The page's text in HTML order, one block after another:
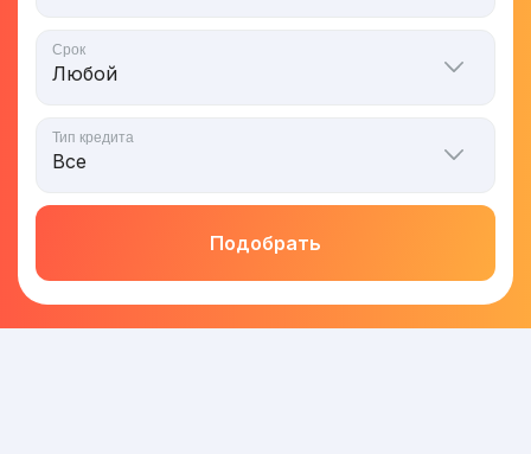
Срок
Тип кредита
Подобрать